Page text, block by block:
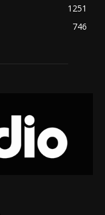
1251
746